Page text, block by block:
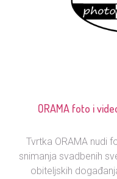
ORAMA foto i
Tvrtka ORAMA nudi
snimanja svadbenih
obiteljskih